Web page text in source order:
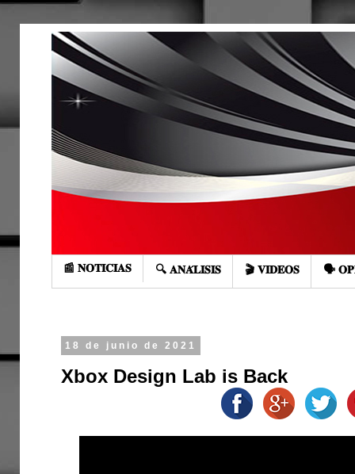
📰 𝐍𝐎𝐓𝐈𝐂𝐈𝐀𝐒 🔍 𝐀𝐍𝐀́𝐋𝐈𝐒𝐈𝐒 🎬 𝐕𝐈𝐃𝐄𝐎𝐒 🗣️
18 de junio de 2021
Xbox Design Lab is Back